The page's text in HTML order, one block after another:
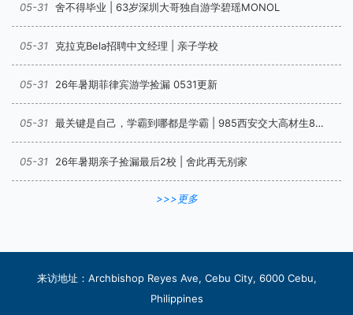
05-31 舍不得毕业 | 63岁深圳大哥独自游学碧瑶MONOL
05-31 克拉克Bela招聘中文经理 | 亲子学校
05-31 26年暑期菲律宾游学捡漏 0531更新
05-31 最关键是自己，学霸到哪都是学霸 | 985西安交大高材生8周雅思4.5-6.5
05-31 26年暑期亲子捡漏最后2校 | 舍此再无别家
>>>更多
来访地址：Archbishop Reyes Ave, Cebu City, 6000 Cebu,
Philippines